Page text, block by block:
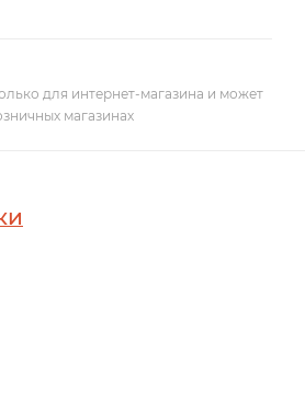
для интернет-магазина и может
магазинах